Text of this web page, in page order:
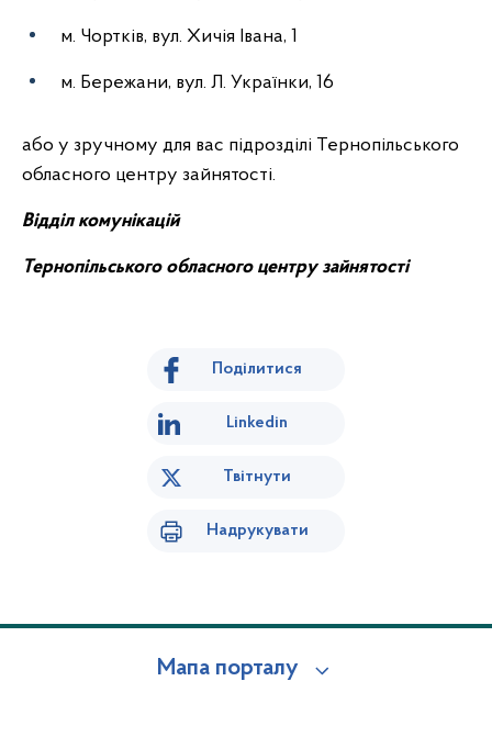
м. Чортків, вул. Хичія Івана, 1
м. Бережани, вул. Л. Українки, 16
або у зручному для вас підрозділі Тернопільського
обласного центру зайнятості.
Відділ комунікацій
Тернопільського обласного центру зайнятості
Поділитися
Linkedin
Твітнути
Надрукувати
Мапа порталу